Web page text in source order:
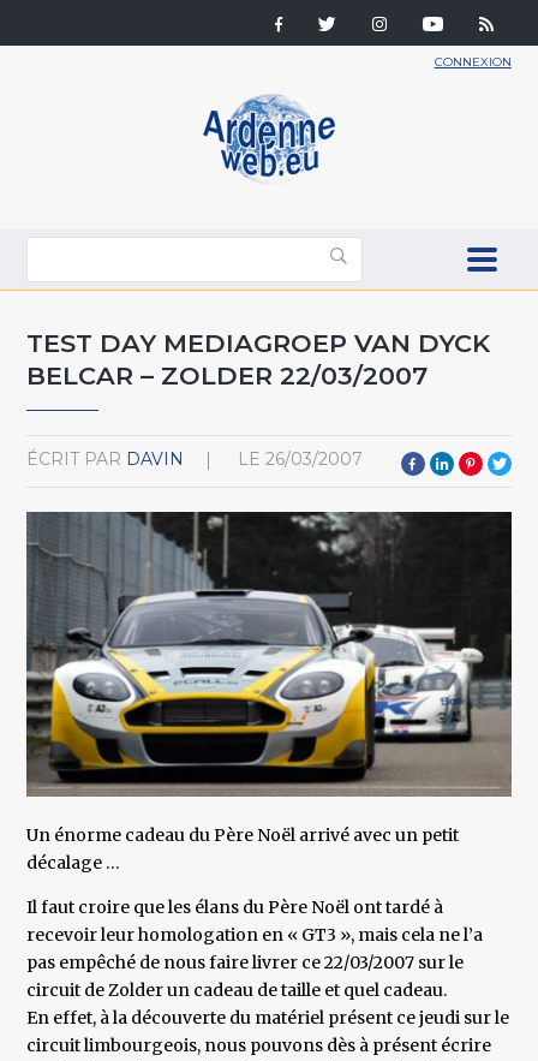
CONNEXION
TEST DAY MEDIAGROEP VAN DYCK
BELCAR – ZOLDER 22/03/2007
ÉCRIT PAR DAVIN LE 26/03/2007
Un énorme cadeau du Père Noël arrivé avec un petit
décalage …
Il faut croire que les élans du Père Noël ont tardé à
recevoir leur homologation en « GT3 », mais cela ne l’a
pas empêché de nous faire livrer ce 22/03/2007 sur le
circuit de Zolder un cadeau de taille et quel cadeau.
En effet, à la découverte du matériel présent ce jeudi sur le
circuit limbourgeois, nous pouvons dès à présent écrire